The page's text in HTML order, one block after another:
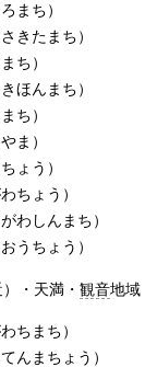
まち）
きたまち）
ち）
ほんまち）
ち）
ま）
ょう）
ちょう）
わしんまち）
うちょう）
・天満・ 観音地域
ちまち）
んまちょう）